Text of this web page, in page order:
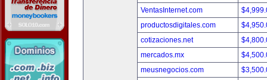
VentasInternet.com
productosdigitales.com
cotizaciones.net
mercados.mx
meusnegocios.com